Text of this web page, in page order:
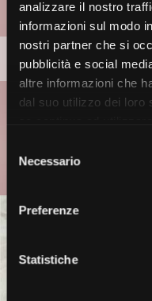
analizzare il nostro
informazioni sul modo
nostri partner che si
pubblicità e social
altre informazioni che
dal suo utilizzo dei loro
delNecessario
Preferenze
Statistiche